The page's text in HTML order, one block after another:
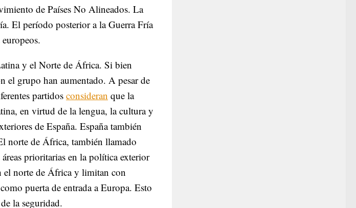
de Países No Alineados. La
El período posterior a la Guerra Fría
y el Norte de África. Si bien
el grupo han aumentado. A pesar de
partidosconsideran que la
en virtud de la lengua, la cultura y
de España. España también
norte de África, también llamado
prioritarias en la política exterior
el norte de África y limitan con
puerta de entrada a Europa. Esto
la seguridad.